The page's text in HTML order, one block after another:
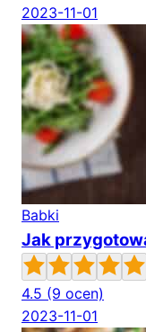
2023-11-01
Babki
Jak
4.5 (9 ocen)
2023-11-01